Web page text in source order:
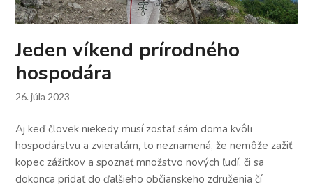
Jeden víkend prírodného
hospodára
26. júla 2023
Aj keď človek niekedy musí zostať sám doma kvôli
hospodárstvu a zvieratám, to neznamená, že nemôže zažiť
kopec zážitkov a spoznať množstvo nových ľudí, či sa
dokonca pridať do ďalšieho občianskeho združenia čí